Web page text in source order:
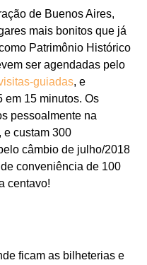
de Buenos Aires,
mais bonitos que já
Patrimônio Histórico
ser agendadas pelo
guiadas, e
em 15 minutos. Os
pessoalmente na
e custam 300
câmbio de julho/2018
conveniência de 100
centavo!
ficam as bilheterias e